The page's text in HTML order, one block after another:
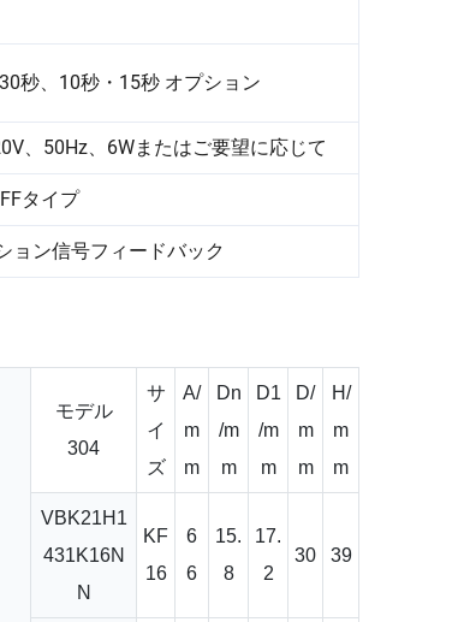
秒、10秒・15秒 オプション
、50Hz、6Wまたはご要望に応じて
タイプ
ョン信号フィードバック
モデル
304
サ
イ
ズ
A/
m
m
Dn
/m
m
D1
/m
m
D/
m
m
H/
m
m
VBK21H1
431K16N
N
KF
16
6
6
15.
8
17.
2
30 39